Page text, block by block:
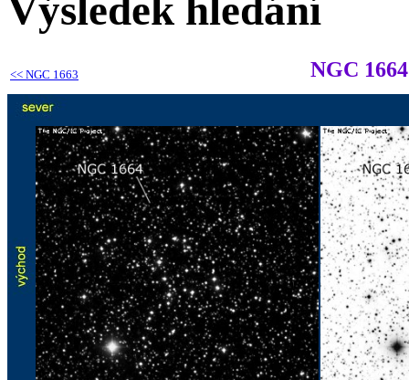
Výsledek hledání
<< NGC 1663 NGC 1664